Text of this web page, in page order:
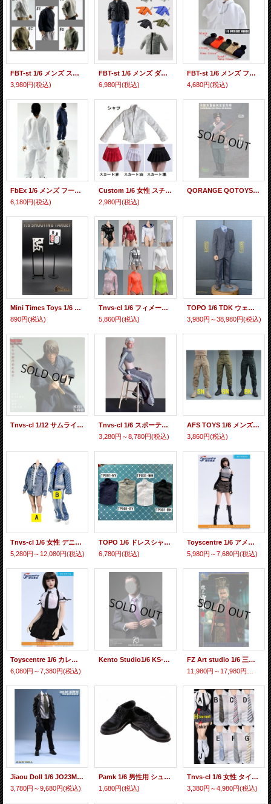
FBT-st 1/6 メンズ スウェット シャツ アクションフィギュア用 *予約
3,980円(税込)
FBT-st 1/6 メンズ ダウン ジャケット アクションフィギュア用 *予約
6,980円(税込)
FBT-st 1/6 メンズ フード スウェット シャツ ラージサイズ アクションフィギュア用 *予約
4,680円(税込)
FbEx 1/6 メンズ フード スウェット 上下 アクションフィギュア用 *予約
6,180円(税込)
Custom 1/6 女性 スチューデント ホワイト ロングスリーブ シャツ、スカート 各種 *予約
2,980円(税込)
QORANGE QOTOYS 1/6 日露戦争 ロシア軍 東シベリア狙撃兵第4師団 1904 アクションフィギュア用衣装セット QOM-1037 *予約
Mini Times Toys 1/6 シューティング ターゲット アクションフィギュア用 MT-ST *予約
890円(税込)
Tnvs-cl 1/6 フィメール ボディスーツ カラー各種 *予約
5,860円(税込)
TOPO 1/6 TDK ウェイン スーツセット TP0012A / B *予約
3,980円～38,980円(税込)
Tnvs-cl 1/12 サムライ ブルー 着物 アクションフィギュア用 *予約
Tnvs-cl 1/6 スポーティ クローズ フーディ、ワイドパンツ etc *予約
3,280円～8,780円(税込)
AFS TOYS 1/6 メンズ コンバット パンツ 3種 AFS-P *予約
3,860円(税込)
Tnvs-cl 1/6 女性 デニムシ シャツ ジャケット 2種 *予約
5,280円～12,080円(税込)
TOPO 1/6 ドレスシャツ TP011 4種 *予約
6,780円(税込)
Toyscentre 1/6 アメリカン ホット ガール ワークドレス オフショルダー スーツ セット 2種 TCT-033 *予約
5,980円～7,680円(税込)
Toyscentre 1/6 カレッジ スタイル JK スカート パフスリーブ シャツ 衣装セット 2種 TCT-034 *予約
6,080円～7,380円(税込)
Kento Studio1/6 KS-K001 メンズ スーツ セット with ボディ * 予約
FZ Art studio 1/6 三国志・曹操 曹孟德 朝服版 アクションフィギュア用衣装セット / ヘッド - FZ-0013 / 014 *予約
Jiaou Doll 1/6 JO23M-06 ロング ジャケット、スーツ セット * 予約
3,780円～9,680円(税込)
Pamk 1/6 男性用 シューズ ブラック アクションフィギュア用 *予約
1,680円(税込)
Tnvs-cl 1/6 女性 タイ、コルセット、スカート、ソックス *予約
3,380円～4,980円(税込)